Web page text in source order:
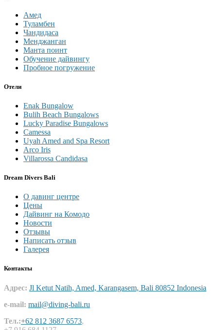
Амед
Туламбен
Чандидаса
Менджанган
Манта поинт
Обучение дайвингу
Пробное погружение
Отели
Enak Bungalow
Bulih Beach Bungalows
Lucky Paradise Bungalows
Camessa
Uyah Amed and Spa Resort
Arco Iris
Villarossa Candidasa
Dream Divers Bali
О давинг центре
Цены
Дайвинг на Комодо
Новости
Отзывы
Написать отзыв
Галерея
Контакты
Адрес: Jl Ketut Natih, Amed, Karangasem, Bali 80852 Indonesia
e-mail: mail@diving-bali.ru
Тел.:+62 812 3687 6573,